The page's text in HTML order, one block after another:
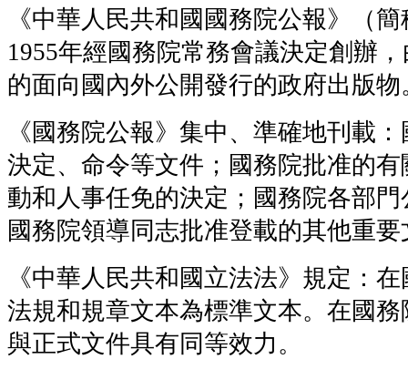
《中華人民共和國國務院公報》（
1955年經國務院常務會議決定創辦
的面向國內外公開發行的政府出版物
《國務院公報》集中、準確地刊載
決定、命令等文件；國務院批准的
動和人事任免的決定；國務院各部
國務院領導同志批准登載的其他重要
《中華人民共和國立法法》規定：
法規和規章文本為標準文本。在國
與正式文件具有同等效力。